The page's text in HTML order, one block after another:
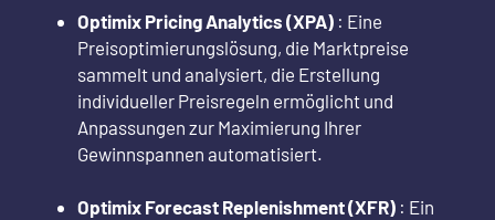
Optimix Pricing Analytics (XPA) : Eine
Preisoptimierungslösung, die Marktpreise
sammelt und analysiert, die Erstellung
individueller Preisregeln ermöglicht und
Anpassungen zur Maximierung Ihrer
Gewinnspannen automatisiert.
Optimix Forecast Replenishment (XFR) : Ein